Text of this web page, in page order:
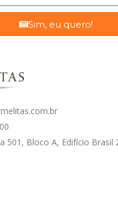
Sim, eu quero!
501, Bloco A, Edifício Brasil